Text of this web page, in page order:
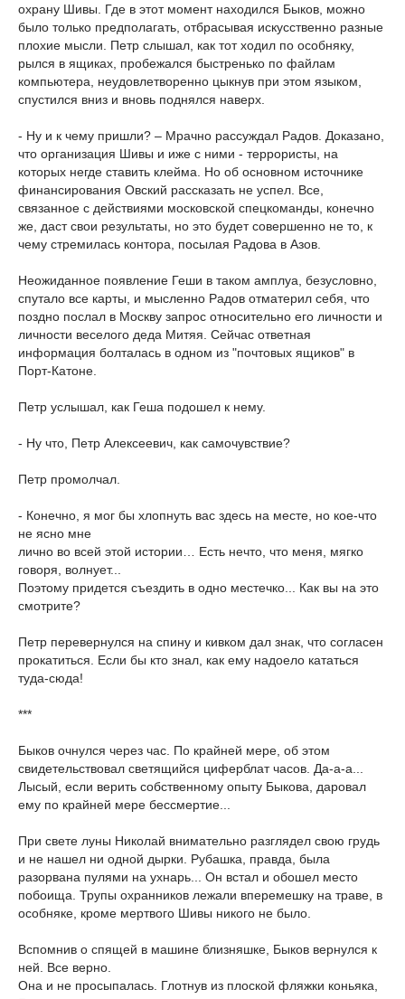
охрану Шивы. Где в этот момент находился Быков, можно
было только предполагать, отбрасывая искусственно разные
плохие мысли. Петр слышал, как тот ходил по особняку,
рылся в ящиках, пробежался быстренько по файлам
компьютера, неудовлетворенно цыкнув при этом языком,
спустился вниз и вновь поднялся наверх.
- Ну и к чему пришли? – Мрачно рассуждал Радов. Доказано,
что организация Шивы и иже с ними - террористы, на
которых негде ставить клейма. Но об основном источнике
финансирования Овский рассказать не успел. Все,
связанное с действиями московской спецкоманды, конечно
же, даст свои результаты, но это будет совершенно не то, к
чему стремилась контора, посылая Радова в Азов.
Неожиданное появление Геши в таком амплуа, безусловно,
спутало все карты, и мысленно Радов отматерил себя, что
поздно послал в Москву запрос относительно его личности и
личности веселого деда Митяя. Сейчас ответная
информация болталась в одном из "почтовых ящиков" в
Порт-Катоне.
Петр услышал, как Геша подошел к нему.
- Ну что, Петр Алексеевич, как самочувствие?
Петр промолчал.
- Конечно, я мог бы хлопнуть вас здесь на месте, но кое-что
не ясно мне
лично во всей этой истории… Есть нечто, что меня, мягко
говоря, волнует...
Поэтому придется съездить в одно местечко... Как вы на это
смотрите?
Петр перевернулся на спину и кивком дал знак, что согласен
прокатиться. Если бы кто знал, как ему надоело кататься
туда-сюда!
***
Быков очнулся через час. По крайней мере, об этом
свидетельствовал светящийся циферблат часов. Да-а-а...
Лысый, если верить собственному опыту Быкова, даровал
ему по крайней мере бессмертие...
При свете луны Николай внимательно разглядел свою грудь
и не нашел ни одной дырки. Рубашка, правда, была
разорвана пулями на ухнарь... Он встал и обошел место
побоища. Трупы охранников лежали вперемешку на траве, в
особняке, кроме мертвого Шивы никого не было.
Вспомнив о спящей в машине близняшке, Быков вернулся к
ней. Все верно.
Она и не просыпалась. Глотнув из плоской фляжки коньяка,